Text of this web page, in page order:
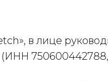
в лице
(ИНН